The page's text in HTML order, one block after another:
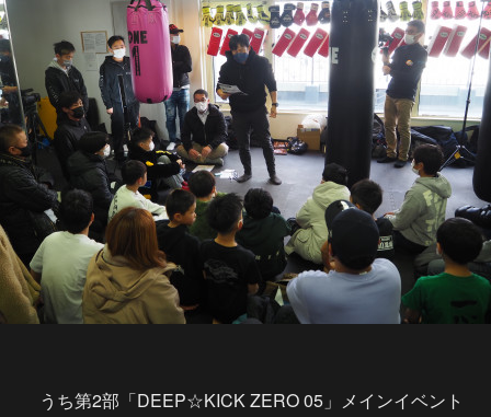
うち第2部「DEEP☆KICK ZERO 05」メインイベント